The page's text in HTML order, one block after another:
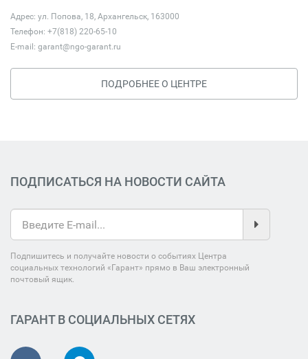
Адрес: ул. Попова, 18, Архангельск, 163000
Телефон: +7(818) 220-65-10
E-mail: garant@ngo-garant.ru
ПОДРОБНЕЕ О ЦЕНТРЕ
ПОДПИСАТЬСЯ НА НОВОСТИ САЙТА
Подпишитесь и получайте новости о событиях Центра
социальных технологий «Гарант» прямо в Ваш электронный
почтовый ящик.
ГАРАНТ В СОЦИАЛЬНЫХ СЕТЯХ